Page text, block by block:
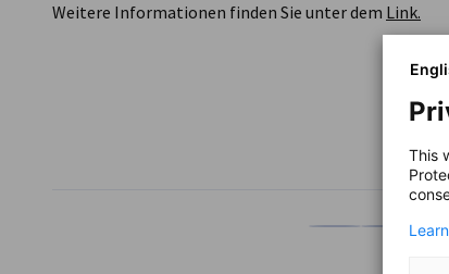
Weitere Informationen finden Sie unter dem Link.
Auf Facebook
Auf Auf
This